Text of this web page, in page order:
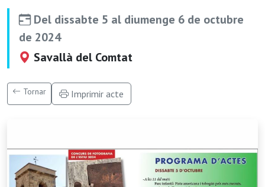
Del dissabte 5 al diumenge 6 de octubre
de 2024
Savallà del Comtat
Tornar Imprimir acte